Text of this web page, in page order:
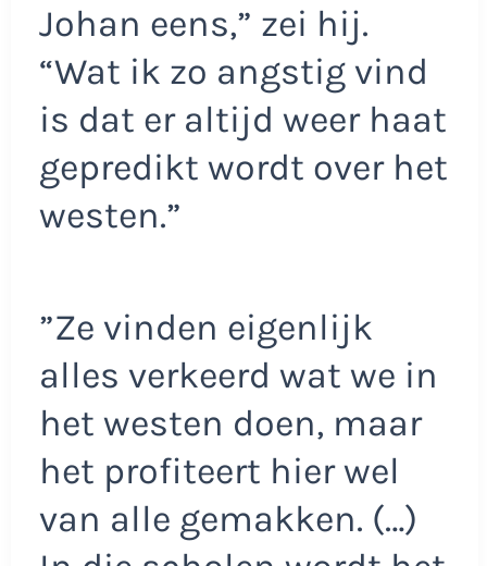
Johan eens,” zei hij.
“Wat ik zo angstig vind
is dat er altijd weer haat
gepredikt wordt over het
westen.”
”Ze vinden eigenlijk
alles verkeerd wat we in
het westen doen, maar
het profiteert hier wel
van alle gemakken. (…)